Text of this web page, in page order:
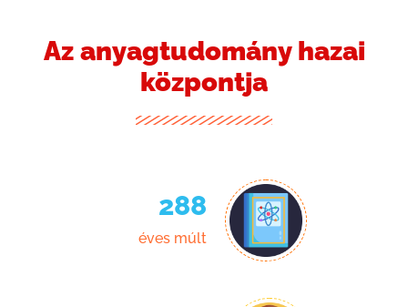
Az anyagtudomány hazai
központja
288
éves múlt